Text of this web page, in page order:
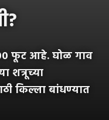
फूट आहे. घोळ गाव
शत्रूच्या
किल्ला बांधण्यात